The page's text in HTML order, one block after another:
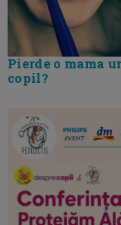
Pierde o mama
copil?